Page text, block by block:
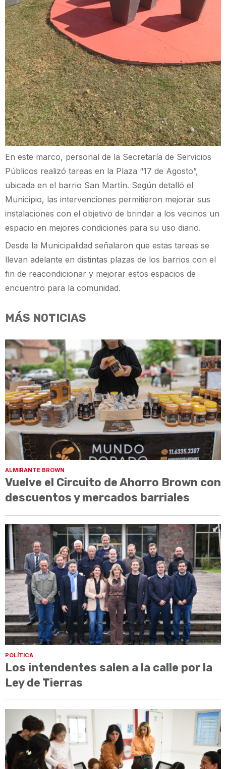
En este marco, personal de la Secretaría de Servicios
Públicos realizó tareas en la Plaza “17 de Agosto”,
ubicada en el barrio San Martín. Según detalló el
Municipio, las intervenciones permitieron mejorar sus
instalaciones con el objetivo de brindar a los vecinos un
espacio en mejores condiciones para su uso diario.
Desde la Municipalidad señalaron que estas tareas se
llevan adelante en distintas plazas de los barrios con el
fin de reacondicionar y mejorar estos espacios de
encuentro para la comunidad.
MÁS NOTICIAS
ALMIRANTE BROWN
Vuelve el Circuito de Ahorro Brown con
descuentos y mercados barriales
POLÍTICA
Los intendentes salen a la calle por la
Ley de Tierras